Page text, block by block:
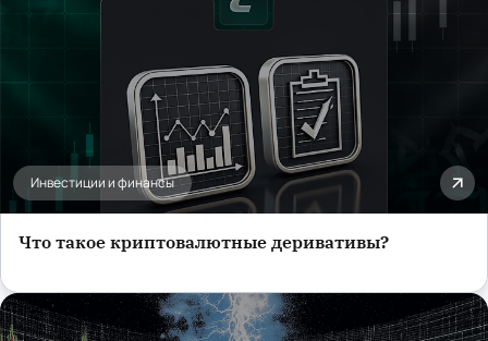
Инвестиции и финансы
Что такое криптовалютные деривативы?